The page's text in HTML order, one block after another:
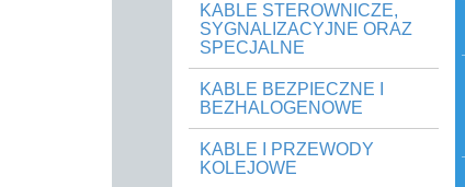
KABLE STEROWNICZE,
SYGNALIZACYJNE ORAZ
SPECJALNE
KABLE BEZPIECZNE I
BEZHALOGENOWE
KABLE I PRZEWODY
KOLEJOWE